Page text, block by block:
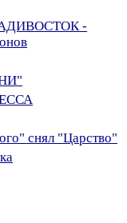
-
снял "Царство"